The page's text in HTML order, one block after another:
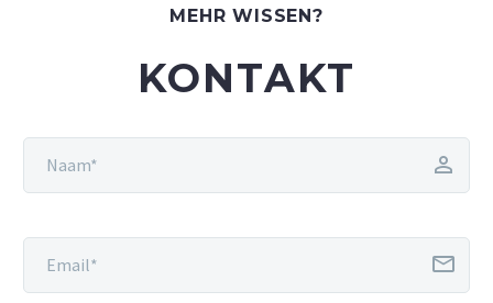
MEHR WISSEN?
KONTAKT